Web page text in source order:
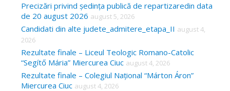
r
:
Precizări privind ședința publică de repartizaredin data
de 20 august 2026 august 5, 2026
Candidati din alte judete_admitere_etapa_II august 4,
2026
Rezultate finale – Liceul Teologic Romano-Catolic
“Segítő Mária” Miercurea Ciuc august 4, 2026
Rezultate finale – Colegiul Național “Márton Áron”
Miercurea Ciuc august 4, 2026